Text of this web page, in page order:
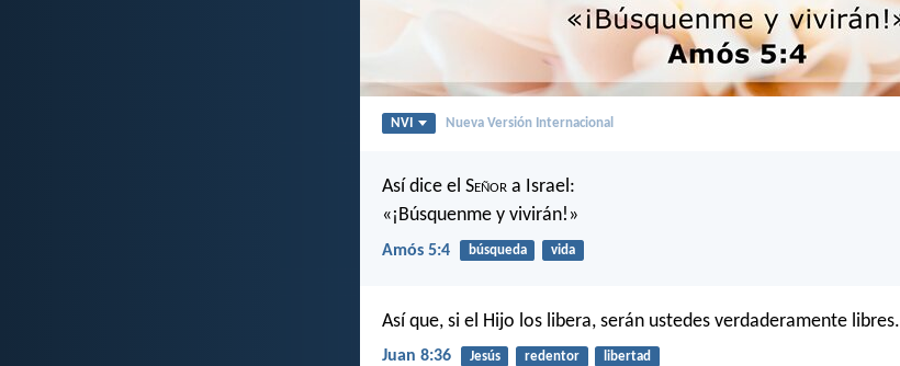
NVI Nueva Versión Internacional
Así dice el Señor a Israel:
«¡Búsquenme y vivirán!»
Amós 5:4 búsqueda vida
Así que, si el Hijo los libera, serán ustedes verdaderamente libres.
Juan 8:36 Jesús redentor libertad